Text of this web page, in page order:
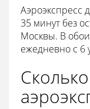
Аэроэкспресс
35 минут без
Москвы. В
ежедневно с 6